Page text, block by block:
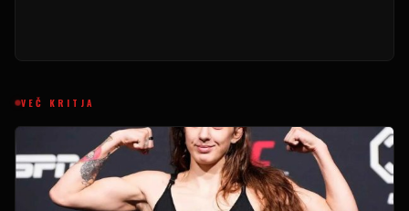
VEČ KRITJA